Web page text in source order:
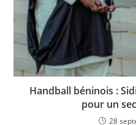
Handball béninois :
pour un
28